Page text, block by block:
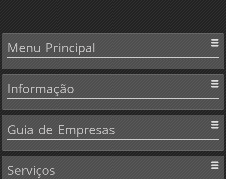
Menu Principal
Informação
Guia de Empresas
Serviços